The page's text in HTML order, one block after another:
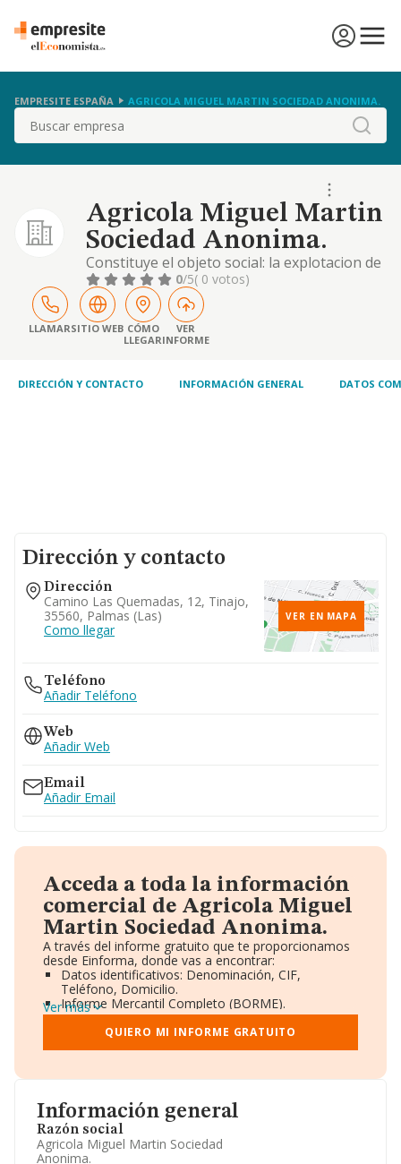
EMPRESITE ESPAÑA AGRICOLA MIGUEL MARTIN SOCIEDAD ANONIMA.
Buscar
Agricola Miguel Martin
Sociedad Anonima.
Constituye el objeto social: la explotacion de
negocios de agricultura, ganaderia y pesca.
la explotacion de vinedos, comercializacion
de la uva y elaboracion y venta de vino. la
adquisicion, enajenacion y explotacion, p
0/5( 0 votos)
LLAMARSITIO WEB CÓMO
LLEGAR
VER
INFORME
DIRECCIÓN Y CONTACTO INFORMACIÓN GENERAL DATOS
Información general
Razón social
Agricola Miguel Martin Sociedad
Anonima.
Dirección y contacto
Dirección
Camino Las Quemadas, 12, Tinajo,
35560, Palmas (las)
Como llegar
VER EN MAPA
Teléfono
Añadir Teléfono
Web
Añadir Web
Email
Añadir Email
Acceda a toda la información
comercial de Agricola Miguel
Martin Sociedad Anonima.
A través del informe gratuito que te proporcionamos
desde Einforma, donde vas a encontrar:
Datos identificativos: Denominación, CIF,
Teléfono, Domicilio.
Informe Mercantil Completo (BORME).
Gráficos de Evolución Ventas y Empleados.
Consejo de Administración y Administradores.
Directivos y Ejecutivos.
Información oficial y registral complementaria.
Ver más
QUIERO MI INFORME GRATUITO